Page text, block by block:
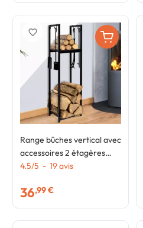
Range bûches vertical avec
accessoires 2 étagères
H.112 CM pour cheminée
4.5/5 - 19avis
36,99 €
favorite_border